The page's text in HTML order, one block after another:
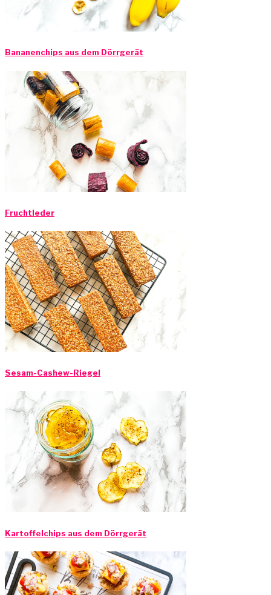
Bananenchips aus dem Dörrgerät
Fruchtleder
Sesam-Cashew-Riegel
Kartoffelchips aus dem Dörrgerät